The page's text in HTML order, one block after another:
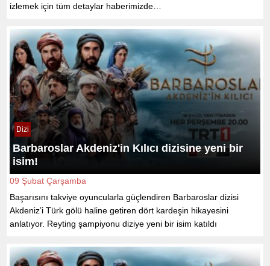
izlemek için tüm detaylar haberimizde…
Dizi
Barbaroslar Akdeniz'in Kılıcı dizisine yeni bir
isim!
09 Şubat Çarşamba
Başarısını takviye oyuncularla güçlendiren Barbaroslar dizisi
Akdeniz’i Türk gölü haline getiren dört kardeşin hikayesini
anlatıyor. Reyting şampiyonu diziye yeni bir isim katıldı